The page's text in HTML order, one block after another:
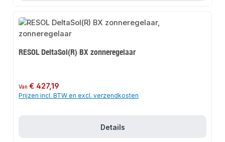
RESOL DeltaSol(R) BX zonneregelaar
Normale prijs:
Van€ 427,19
Prijzen incl. BTW en excl. verzendkosten
Details